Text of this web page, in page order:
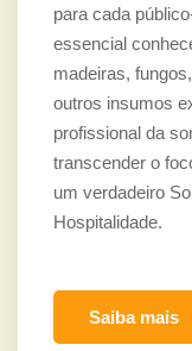
para cada
essencial
madeiras,
outros insumos
profissional da
transcender o
um verdadeiro
Hospitalidade.
Saiba mais